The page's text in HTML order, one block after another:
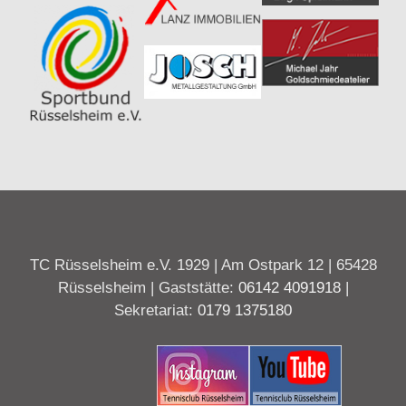
TC Rüsselsheim e.V. 1929 | Am Ostpark 12 | 65428
Rüsselsheim | Gaststätte: 06142 4091918|
Sekretariat: 0179 1375180